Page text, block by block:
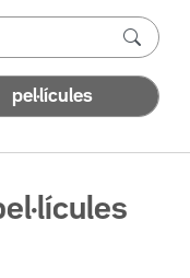
pel·lícules